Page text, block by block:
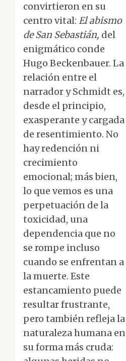
convirtieron en su
centro vital: El abismo
de San Sebastián, del
enigmático conde
Hugo Beckenbauer. La
relación entre el
narrador y Schmidt es,
desde el principio,
exasperante y cargada
de resentimiento. No
hay redención ni
crecimiento
emocional; más bien,
lo que vemos es una
perpetuación de la
toxicidad, una
dependencia que no
se rompe incluso
cuando se enfrentan a
la muerte. Este
estancamiento puede
resultar frustrante,
pero también refleja la
naturaleza humana en
su forma más cruda: